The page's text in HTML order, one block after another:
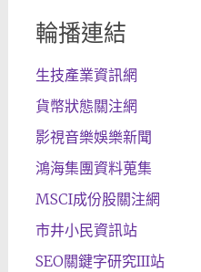
輪播連結
生技產業資訊網
貨幣狀態關注網
影視音樂娛樂新聞
鴻海集團資料蒐集
MSCI成份股關注網
市井小民資訊站
SEO關鍵字研究III站